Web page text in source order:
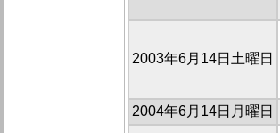
2003年6月14日土曜日
2004年6月14日月曜日